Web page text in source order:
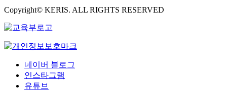
Copyright© KERIS. ALL RIGHTS RESERVED
네이버 블로그
인스타그램
유튜브